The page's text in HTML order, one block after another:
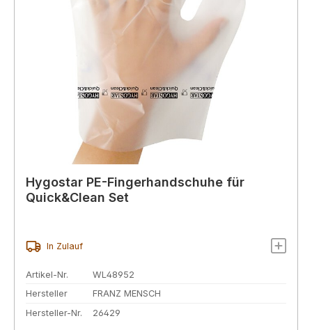
Hygostar PE-Fingerhandschuhe für
Quick&Clean Set
In Zulauf
Artikel-Nr.
WL48952
Hersteller
FRANZ MENSCH
Hersteller-Nr.
26429